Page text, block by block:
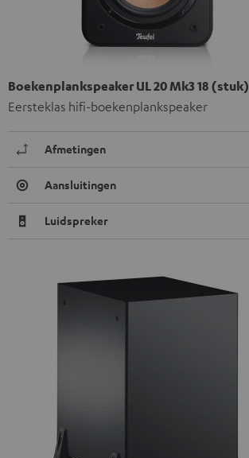
Boekenplankspeaker UL 20 Mk3 18 (stuk)
Eersteklas hifi-boekenplankspeaker
Afmetingen
Aansluitingen
Luidspreker